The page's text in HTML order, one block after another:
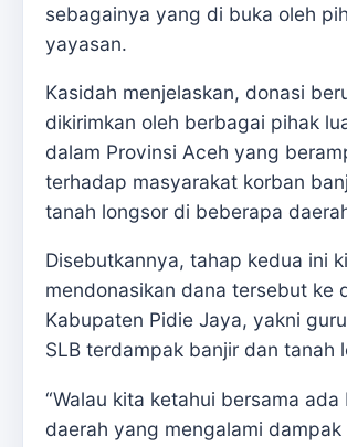
sebagainya yang di buka oleh
yayasan.
Kasidah menjelaskan, donasi
dikirimkan oleh berbagai pihak
dalam Provinsi Aceh yang
terhadap masyarakat korban
tanah longsor di beberapa
Disebutkannya, tahap kedua ini
mendonasikan dana tersebut ke
Kabupaten Pidie Jaya, yakni
SLB terdampak banjir dan tanah
“Walau kita ketahui bersama ada
daerah yang mengalami dampak